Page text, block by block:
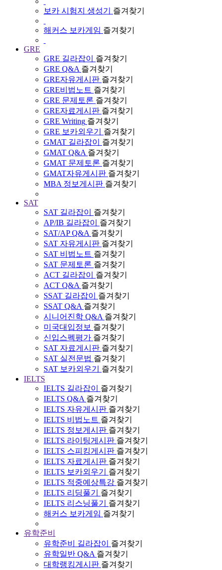
보카 시험지 생성기 즐겨찾기
해커스 보카게임 즐겨찾기
GRE
GRE 길라잡이
즐겨찾기
GRE Q&A 즐겨찾기
GRE자유게시판 즐겨찾기
GRE비법노트 즐겨찾기
GRE 문제토론 즐겨찾기
GRE자료게시판 즐겨찾기
GRE Writing 즐겨찾기
GRE 보카외우기
즐겨찾기
GMAT 길라잡이
즐겨찾기
GMAT Q&A 즐겨찾기
GMAT 문제토론 즐겨찾기
GMAT자유게시판 즐겨찾기
MBA 정보게시판 즐겨찾기
SAT
SAT 길라잡이
즐겨찾기
AP/IB 길라잡이
즐겨찾기
SAT/AP Q&A 즐겨찾기
SAT 자유게시판 즐겨찾기
SAT 비법노트 즐겨찾기
SAT 문제토론 즐겨찾기
ACT 길라잡이
즐겨찾기
ACT Q&A 즐겨찾기
SSAT 길라잡이
즐겨찾기
SSAT Q&A 즐겨찾기
시니어진학 Q&A 즐겨찾기
미국대입정보 즐겨찾기
신입스펙평가 즐겨찾기
SAT 자료게시판 즐겨찾기
SAT 실전문법 즐겨찾기
SAT 보카외우기
즐겨찾기
IELTS
IELTS 길라잡이
즐겨찾기
IELTS Q&A 즐겨찾기
IELTS 자유게시판 즐겨찾기
IELTS 비법노트 즐겨찾기
IELTS 정보게시판 즐겨찾기
IELTS 라이팅게시판 즐겨찾기
IELTS 스피킹게시판 즐겨찾기
IELTS 자료게시판 즐겨찾기
IELTS 보카외우기
즐겨찾기
IELTS 적중예상특강 즐겨찾기
IELTS 리딩풀기
즐겨찾기
IELTS 리스닝풀기
즐겨찾기
해커스 보카게임 즐겨찾기
유학준비
유학준비 길라잡이
즐겨찾기
유학일반 Q&A 즐겨찾기
대학랭킹게시판 즐겨찾기